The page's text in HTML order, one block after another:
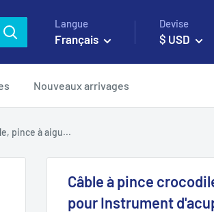
Langue
Français
Devise
$ USD
Nouveaux arrivages
pince à aigu...
Câble à pince
pour Instrument